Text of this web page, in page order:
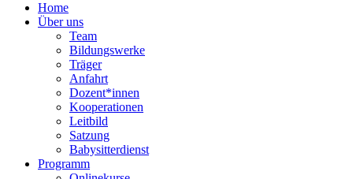
Home
Über uns
Team
Bildungswerke
Träger
Anfahrt
Dozent*innen
Kooperationen
Leitbild
Satzung
Babysitterdienst
Programm